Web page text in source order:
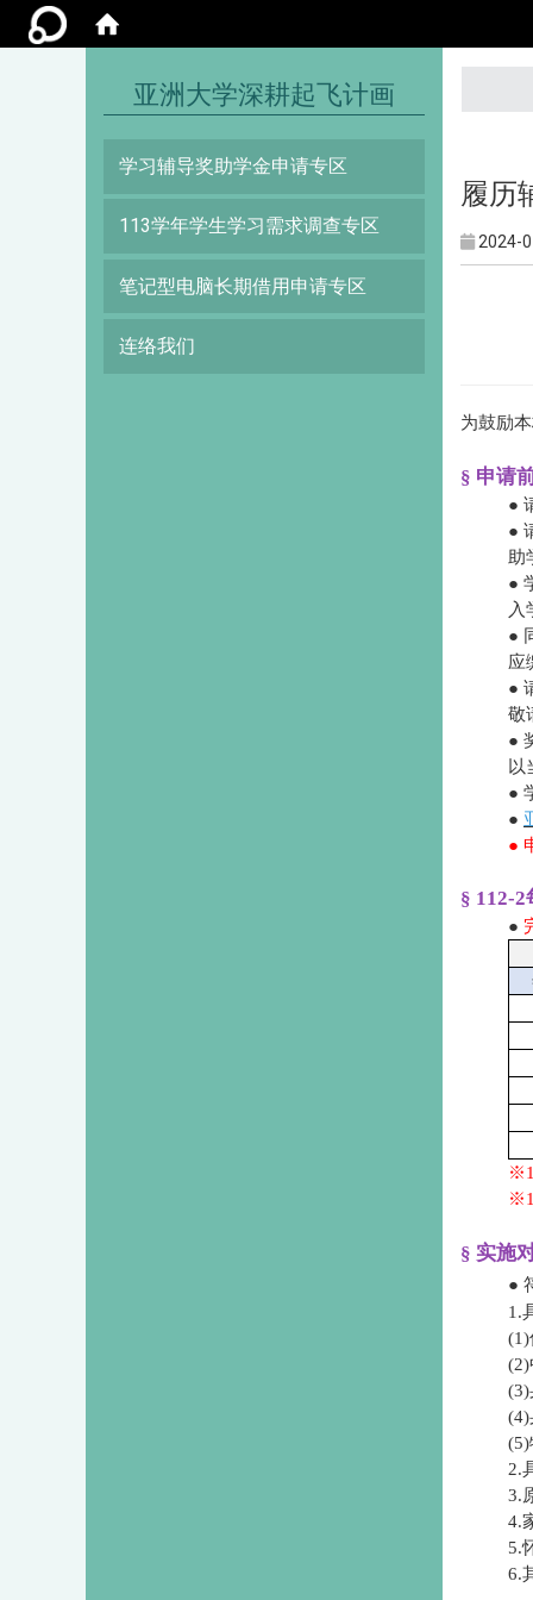
亚洲大学深耕起飞计画
学习辅导奖助学金申请专区
113学年学生学习需求调查专区
笔记型电脑长期借用申请专区
连络我们
履历
2024-
为鼓励
§ 申请
●
●
助
●
入
●
应
●
敬
●
以
●
●
●
§ 112-
●
§ 实施
●
1.
​(1)
​(2)
​(3)
​(4)
​(5)
2.
3.
4.
5.
6.